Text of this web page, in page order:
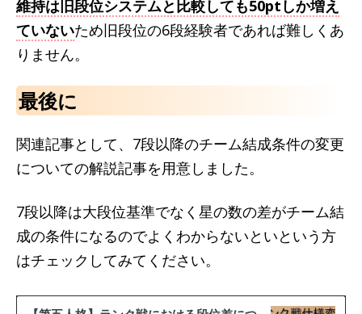
維持は旧段位システムと比較しても50ptしか増え
ていないため旧段位の6段経験者であれば難しくあ
りません。
最後に
関連記事として、7段以降のチーム結成条件の変更
についての解説記事を用意しました。
7段以降は大段位基準でなく星の数の差がチーム結
成の条件になるのでよくわからないといという方
はチェックしてみてください。